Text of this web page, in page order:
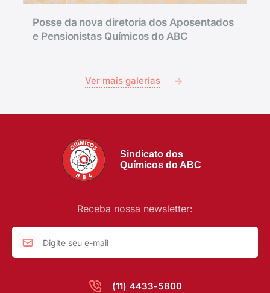
Posse da nova diretoria dos Aposentados
e Pensionistas Químicos do ABC
Ver mais galerias
Sindicato dos
Químicos do ABC
(11) 4433-5800
Receba nossa newsletter: